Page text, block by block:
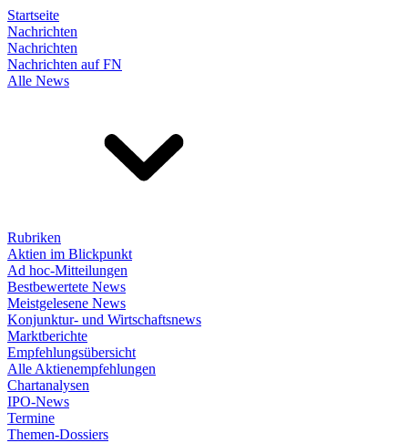
Startseite
Nachrichten
Nachrichten
Nachrichten auf FN
Alle News
Rubriken
Aktien im Blickpunkt
Ad hoc-Mitteilungen
Bestbewertete News
Meistgelesene News
Konjunktur- und Wirtschaftsnews
Marktberichte
Empfehlungsübersicht
Alle Aktienempfehlungen
Chartanalysen
IPO-News
Termine
Themen-Dossiers